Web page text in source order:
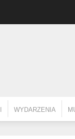
WYDARZENIA